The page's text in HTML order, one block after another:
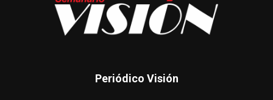
Periódico Visión